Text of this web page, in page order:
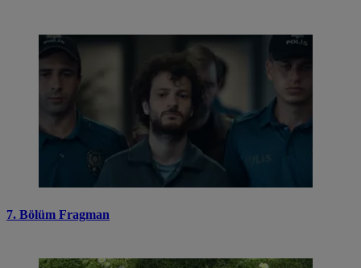
7. Bölüm Fragman